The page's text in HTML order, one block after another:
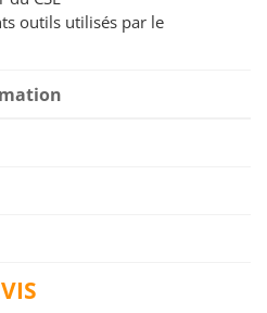
outils utilisés par le